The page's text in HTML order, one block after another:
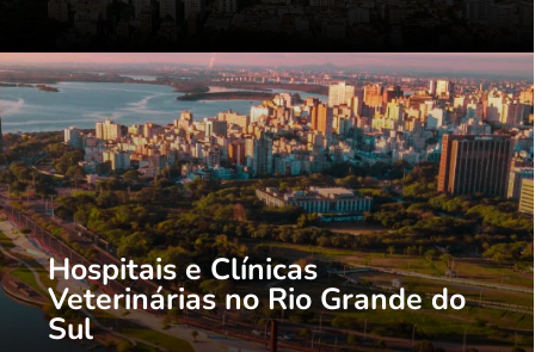
Hospitais e Clínicas
Veterinárias no Rio Grande do
Sul